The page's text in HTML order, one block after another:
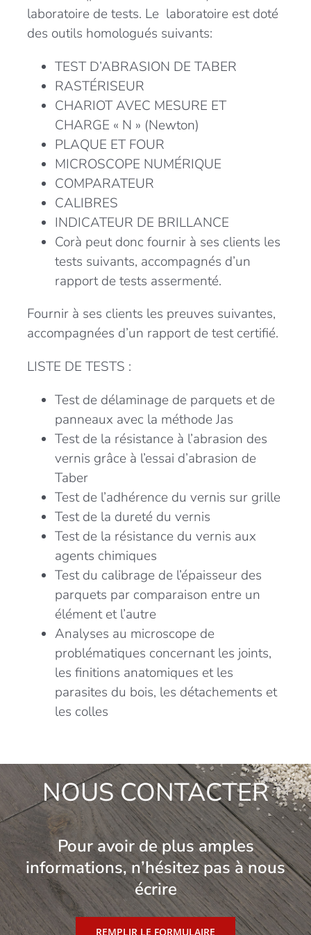
laboratoire de tests. Le laboratoire est doté
des outils homologués suivants:
TEST D’ABRASION DE TABER
RASTÉRISEUR
CHARIOT AVEC MESURE ET
CHARGE « N » (Newton)
PLAQUE ET FOUR
MICROSCOPE NUMÉRIQUE
COMPARATEUR
CALIBRES
INDICATEUR DE BRILLANCE
Corà peut donc fournir à ses clients les
tests suivants, accompagnés d’un
rapport de tests assermenté.
Fournir à ses clients les preuves suivantes,
accompagnées d’un rapport de test certifié.
LISTE DE TESTS :
Test de délaminage de parquets et de
panneaux avec la méthode Jas
Test de la résistance à l’abrasion des
vernis grâce à l’essai d’abrasion de
Taber
Test de l’adhérence du vernis sur grille
Test de la dureté du vernis
Test de la résistance du vernis aux
agents chimiques
Test du calibrage de l’épaisseur des
parquets par comparaison entre un
élément et l’autre
Analyses au microscope de
problématiques concernant les joints,
les finitions anatomiques et les
parasites du bois, les détachements et
les colles
NOUS CONTACTER
Pour avoir de plus amples
informations, n’hésitez pas à nous
écrire
REMPLIR LE FORMULAIRE